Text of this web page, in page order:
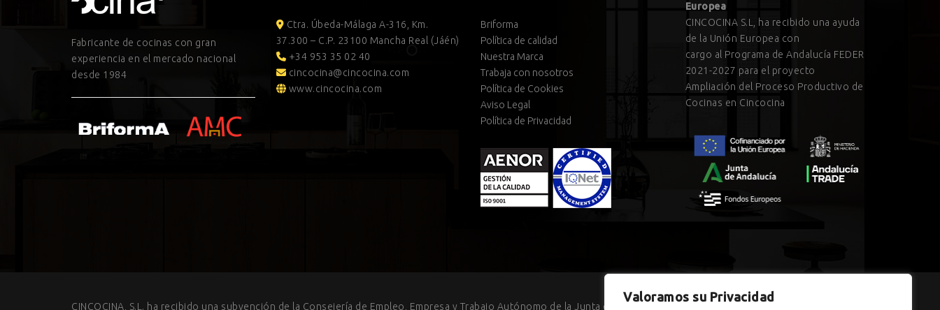
Valoramos su Privacidad
Fabricante de cocinas con gran
experiencia en el mercado nacional
desde 1984
Ctra. Úbeda-Málaga A-316, Km.
37.300 – C.P. 23100 Mancha Real (Jáén)
+34 953 35 02 40
cincocina@cincocina.com
www.cincocina.com
Briforma
Política de calidad
Nuestra Marca
Trabaja con nosotros
Política de Cookies
Aviso Legal
Política de Privacidad
Europea
CINCOCINA S.L, ha recibido una ayuda
de la Unión Europea con
cargo al Programa de Andalucía FEDER
2021-2027 para el proyecto
Ampliación del Proceso Productivo de
Cocinas en Cincocina
CINCOCINA, S.L. ha recibido una subvención de la Consejería de Empleo, Empresa y Trabajo Autónomo de la Junta de Andalucía, financiada por la Unión Europea con cargo